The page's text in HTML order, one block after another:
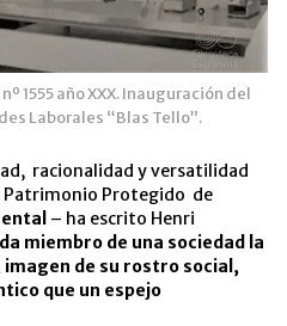
1555 año XXX. Inauguración del
Laborales “Blas Tello”.
racionalidad y versatilidad
Patrimonio Protegido de
– ha escrito Henri
miembro de una sociedad la
de su rostro social,
que un espejo